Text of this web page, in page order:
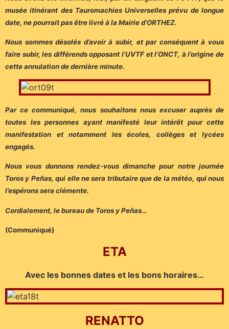
musée itinérant des Tauromachies Universelles prévu de longue
date, ne pourrait pas être livré à la Mairie d’ORTHEZ.
Nous sommes désolés d’avoir à subir, et par conséquent à vous
faire subir, les différends opposant l’UVTF et l’ONCT, à l’origine de
cette annulation de dernière minute.
Par ce communiqué, nous souhaitons nous excuser auprès de
toutes les personnes ayant manifesté leur intérêt pour cette
manifestation et notamment les écoles, collèges et lycées
engagés.
Nous vous donnons rendez-vous dimanche pour notre journée
Toros y Peñas, qui elle ne sera tributaire que de la météo, qui nous
l’espérons sera clémente.
Cordialement, le bureau de Toros y Peñas…
(Communiqué)
ETA
Avec les bonnes dates et les bons horaires…
RENATTO